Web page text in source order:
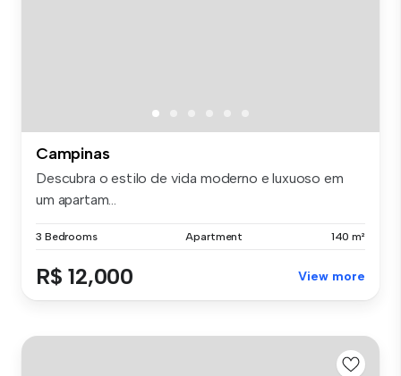
Campinas
Descubra o estilo de vida moderno e luxuoso em
um apartam...
3 Bedrooms Apartment 140 m²
R$ 12,000 View more